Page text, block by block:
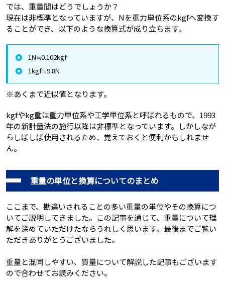
では、重量間はどうでしょうか？
現在は非標準となっていますが、Nを重力単位系のkgfへ変換す
ることができ、以下のような換算式が成り立ちます。
1N≒0.102kgf
1kgf≒9.8N
※あくまで近似値となります。
kgfやkg重は重力単位系や工学単位系と呼ばれるもので、1993
年の新計量法の施行以降は非標準となっています。しかしなが
らしばしば使用されるため、覚えておくと便利かもしれませ
ん。
重量の単位と換算についてのまとめ
ここまで、勘違いされることの多い重量の単位やその換算につ
いてご説明してきました。この記事を通じて、重量について理
解を深めていただけたならうれしく思います。最後までご覧い
ただきありがとうございました。
重量と混同しやすい、質量について解説した記事もございます
ので合わせてお読みください。